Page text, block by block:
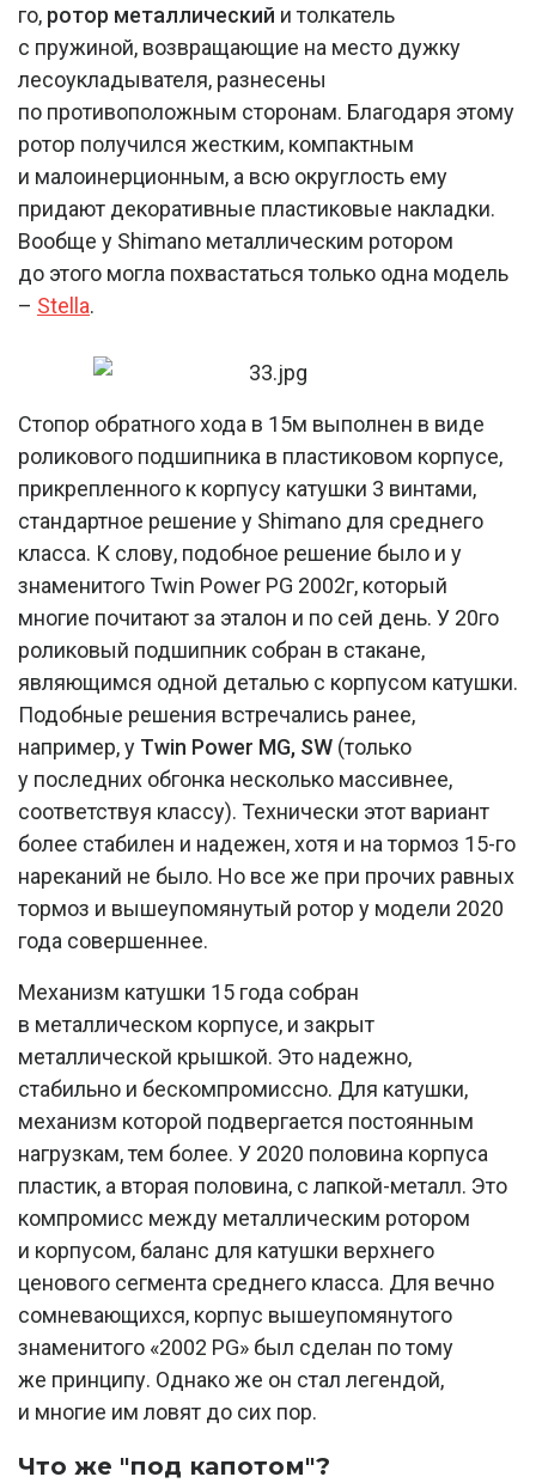
го, ротор металлический и толкатель
с пружиной, возвращающие на место дужку
лесоукладывателя, разнесены
по противоположным сторонам. Благодаря этому
ротор получился жестким, компактным
и малоинерционным, а всю округлость ему
придают декоративные пластиковые накладки.
Вообще у Shimano металлическим ротором
до этого могла похвастаться только одна модель
– Stella.
Стопор обратного хода в 15м выполнен в виде
роликового подшипника в пластиковом корпусе,
прикрепленного к корпусу катушки 3 винтами,
стандартное решение у Shimano для среднего
класса. К слову, подобное решение было и у
знаменитого Twin Power PG 2002г, который
многие почитают за эталон и по сей день. У 20го
роликовый подшипник собран в стакане,
являющимся одной деталью с корпусом катушки.
Подобные решения встречались ранее,
например, у Twin Power MG, SW (только
у последних обгонка несколько массивнее,
соответствуя классу). Технически этот вариант
более стабилен и надежен, хотя и на тормоз 15-го
нареканий не было. Но все же при прочих равных
тормоз и вышеупомянутый ротор у модели 2020
года совершеннее.
Механизм катушки 15 года собран
в металлическом корпусе, и закрыт
металлической крышкой. Это надежно,
стабильно и бескомпромиссно. Для катушки,
механизм которой подвергается постоянным
нагрузкам, тем более. У 2020 половина корпуса
пластик, а вторая половина, с лапкой-металл. Это
компромисс между металлическим ротором
и корпусом, баланс для катушки верхнего
ценового сегмента среднего класса. Для вечно
сомневающихся, корпус вышеупомянутого
знаменитого «2002 PG» был сделан по тому
же принципу. Однако же он стал легендой,
и многие им ловят до сих пор.
Что же "под капотом"?